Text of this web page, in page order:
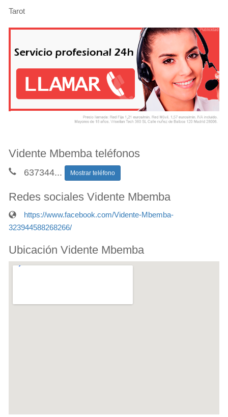
Tarot
Vidente Mbemba teléfonos
637344... Mostrar teléfono
Redes sociales Vidente Mbemba
https://www.facebook.com/Vidente-Mbemba-
323944588268266/
Ubicación Vidente Mbemba